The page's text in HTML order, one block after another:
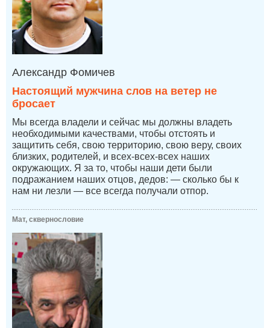
Александр Фомичев
Настоящий мужчина слов на ветер не
бросает
Мы всегда владели и сейчас мы должны владеть
необходимыми качествами, чтобы отстоять и
защитить себя, свою территорию, свою веру, своих
близких, родителей, и всех-всех-всех наших
окружающих. Я за то, чтобы наши дети были
подражанием наших отцов, дедов: — сколько бы к
нам ни лезли — все всегда получали отпор.
Мат, сквернословие